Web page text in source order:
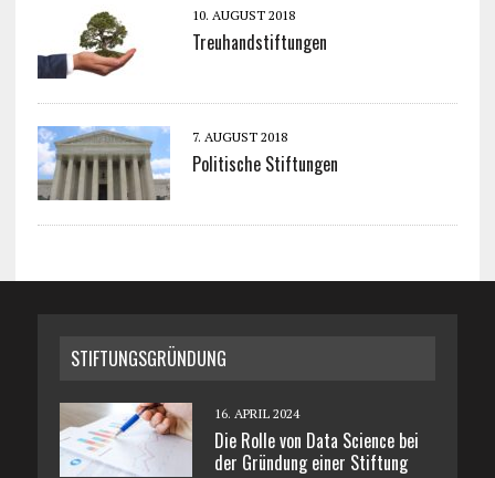
10. AUGUST 2018
Treuhandstiftungen
7. AUGUST 2018
Politische Stiftungen
STIFTUNGSGRÜNDUNG
16. APRIL 2024
Die Rolle von Data Science bei
der Gründung einer Stiftung